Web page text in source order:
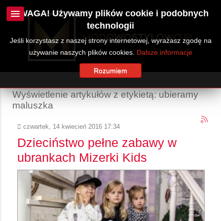
Wyświetlenie artykułów z etykietą: ubieramy
maluszka
czwartek, 14 kwiecień 2016 17:34
Dzieciństwo pełne zabawy w
ubrankach Mizerki Kids
UWAGA! Używamy plików cookie i podobnych
technologii
Jeśli korzystasz z naszej strony internetowej, wyrażasz zgodę na
używanie naszych plików cookies. Dalsze informacje
Rozumiem